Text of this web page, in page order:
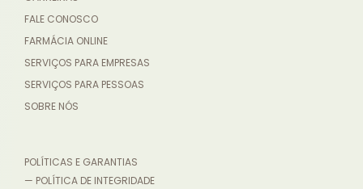
FALE CONOSCO
FARMÁCIA ONLINE
SERVIÇOS PARA EMPRESAS
SERVIÇOS PARA PESSOAS
SOBRE NÓS
POLÍTICAS E GARANTIAS
— POLÍTICA DE INTEGRIDADE